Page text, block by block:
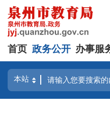
首页 政务公开 办事服